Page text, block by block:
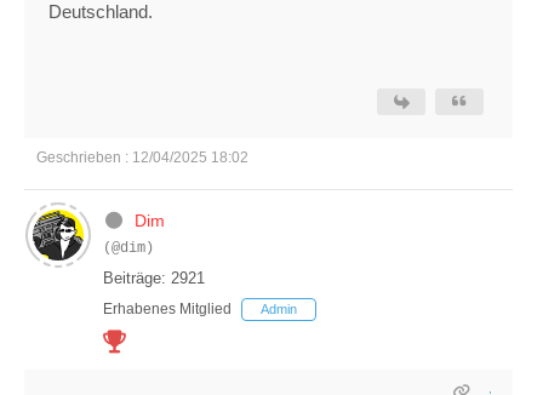
Deutschland.
Geschrieben : 12/04/2025 18:02
Dim
(@dim)
Beiträge: 2921
Erhabenes Mitglied Admin